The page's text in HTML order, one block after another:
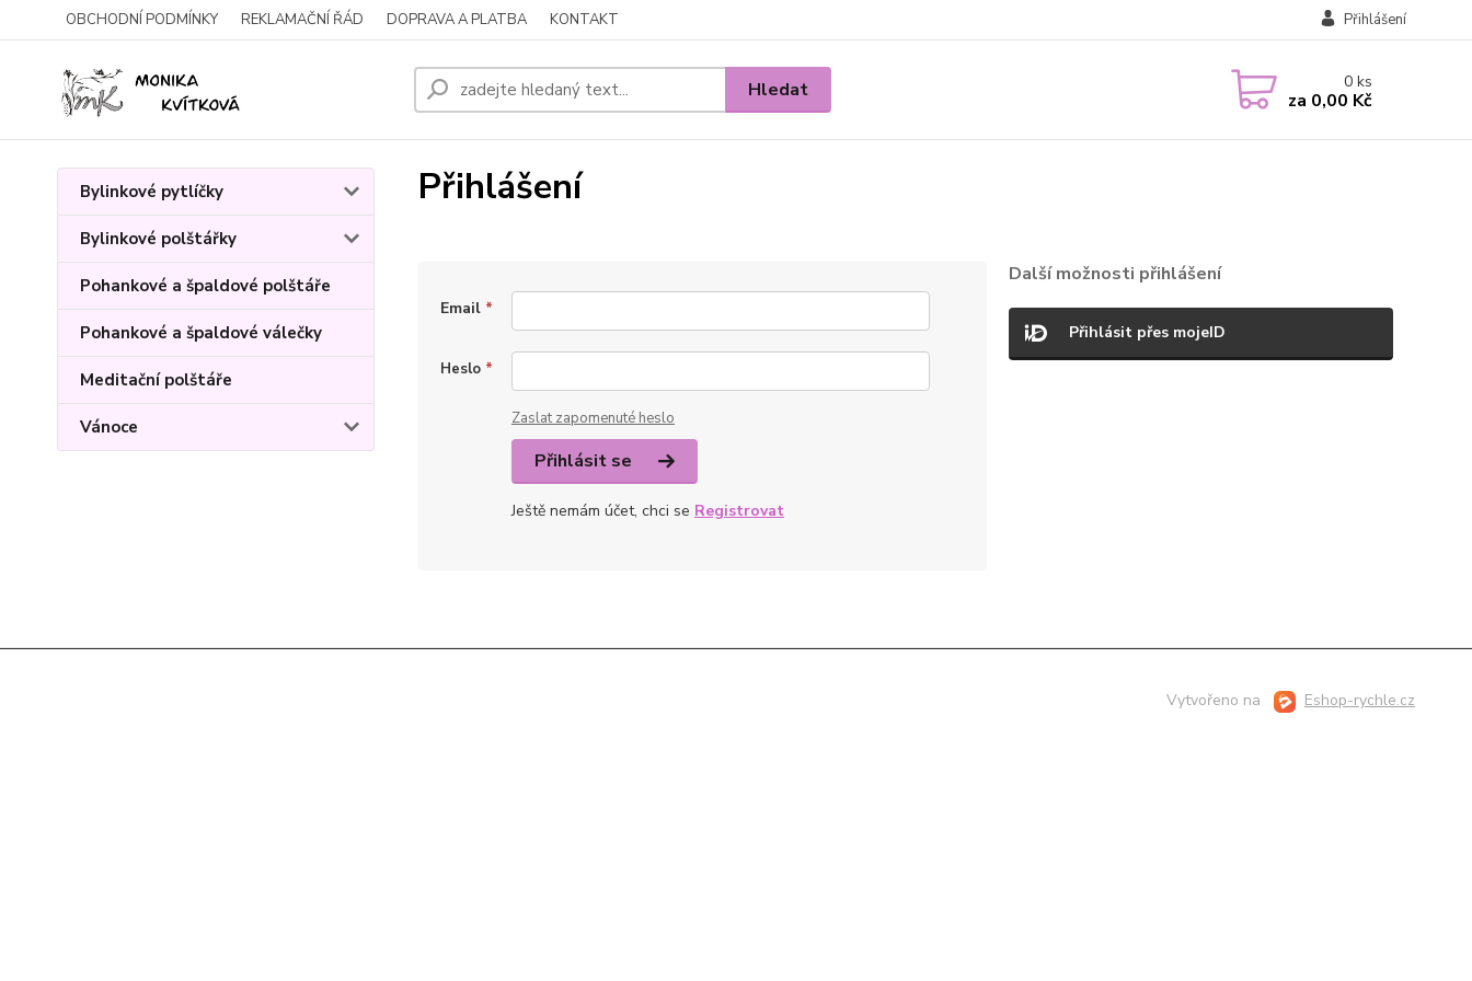
OBCHODNÍ PODMÍNKY REKLAMAČNÍ ŘÁD DOPRAVA A PLATBA KONTAKT Přihlášení
Hledat 0ks
za 0,00 Kč
Bylinkové pytlíčky
Bylinkové polštářky
Pohankové a špaldové polštáře
Pohankové a špaldové válečky
Meditační polštáře
Vánoce
Přihlášení
Email *
Heslo *
Zaslat zapomenuté heslo
Přihlásit se
Ještě nemám účet, chci se Registrovat
Další možnosti přihlášení
Přihlásit přes mojeID
Vytvořeno na Eshop-rychle.cz